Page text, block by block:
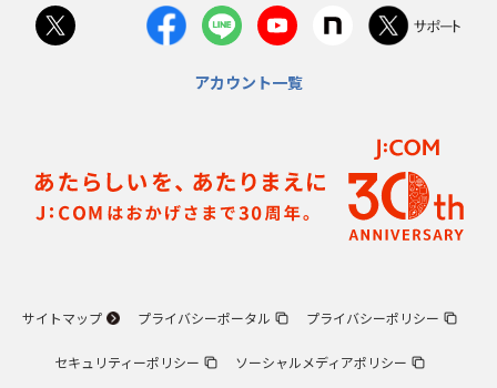
アカウント一覧
サイトマップ プライバシーポータル プライバシーポリシー
セキュリティーポリシー ソーシャルメディアポリシー